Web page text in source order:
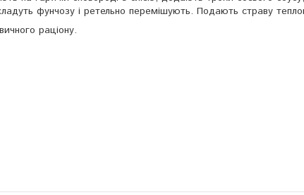
фунчозу і ретельно перемішують. Подають страву
раціону.